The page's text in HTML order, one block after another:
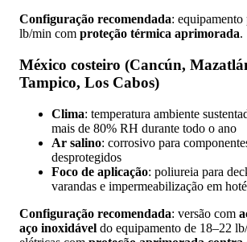
Configuração recomendada:
lb/min com proteção térmica aprimorada.
México costeiro (Cancún,
Tampico, Los Cabos)
Clima: temperatura ambiente
mais de 80% RH durante todo o ano
Ar salino: corrosivo para
desprotegidos
Foco de aplicação: poliureia para
varandas e impermeabilização em
Configuração recomendada: versão com
aço inoxidável do equipamento de 18–22